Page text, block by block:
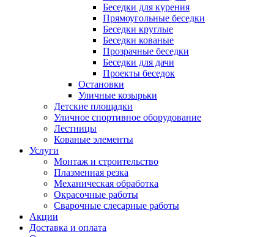
Беседки для курения
Прямоугольные беседки
Беседки круглые
Беседки кованые
Прозрачные беседки
Беседки для дачи
Проекты беседок
Остановки
Уличные козырьки
Детские площадки
Уличное спортивное оборудование
Лестницы
Кованые элементы
Услуги
Монтаж и строительство
Плазменная резка
Механическая обработка
Окрасочные работы
Сварочные слесарные работы
Акции
Доставка и оплата